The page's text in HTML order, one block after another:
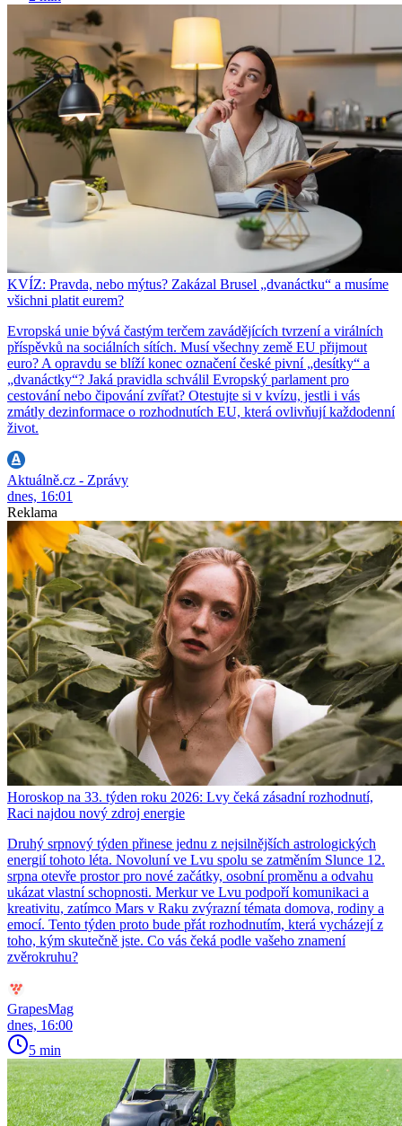
KVÍZ: Pravda, nebo mýtus? Zakázal Brusel „dvanáctku“ a musíme
všichni platit eurem?
Evropská unie bývá častým terčem zavádějících tvrzení a virálních
příspěvků na sociálních sítích. Musí všechny země EU přijmout
euro? A opravdu se blíží konec označení české pivní „desítky“ a
„dvanáctky“? Jaká pravidla schválil Evropský parlament pro
cestování nebo čipování zvířat? Otestujte si v kvízu, jestli i vás
zmátly dezinformace o rozhodnutích EU, která ovlivňují každodenní
život.
Aktuálně.cz - Zprávy
dnes, 16:01
Reklama
Horoskop na 33. týden roku 2026: Lvy čeká zásadní rozhodnutí,
Raci najdou nový zdroj energie
Druhý srpnový týden přinese jednu z nejsilnějších astrologických
energií tohoto léta. Novoluní ve Lvu spolu se zatměním Slunce 12.
srpna otevře prostor pro nové začátky, osobní proměnu a odvahu
ukázat vlastní schopnosti. Merkur ve Lvu podpoří komunikaci a
kreativitu, zatímco Mars v Raku zvýrazní témata domova, rodiny a
emocí. Tento týden proto bude přát rozhodnutím, která vycházejí z
toho, kým skutečně jste. Co vás čeká podle vašeho znamení
zvěrokruhu?
GrapesMag
dnes, 16:00
5 min